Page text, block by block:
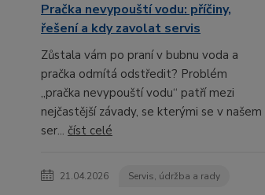
Pračka nevypouští vodu: příčiny,
řešení a kdy zavolat servis
Zůstala vám po praní v bubnu voda a
pračka odmítá odstředit? Problém
„pračka nevypouští vodu“ patří mezi
nejčastější závady, se kterými se v našem
ser... číst celé
21.04.2026 Servis, údržba a rady